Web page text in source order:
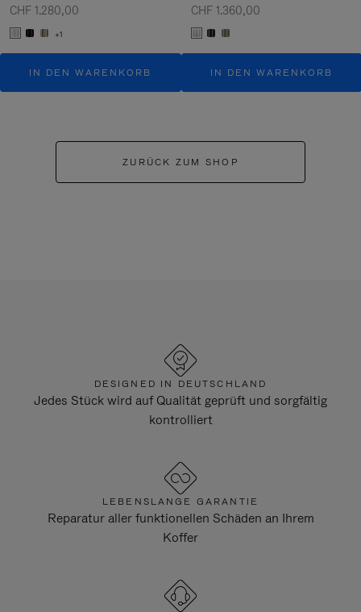
CHF 1.280,00
+1
IN DEN WARENKORB
CHF 1.360,00
IN DEN WARENKORB
ZURÜCK ZUM SHOP
DESIGNED IN DEUTSCHLAND
Jedes Stück wird auf Qualität geprüft und sorgfältig
kontrolliert
LEBENSLANGE GARANTIE
Reparatur aller funktionellen Schäden an Ihrem
Koffer